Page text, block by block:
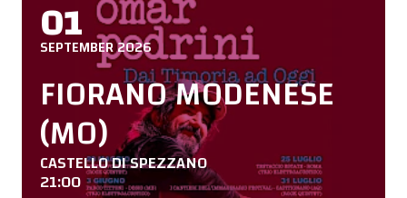
01
SEPTEMBER 2026
FIORANO MODENESE
(MO)
CASTELLO DI SPEZZANO
21:00